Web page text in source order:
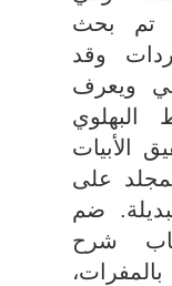
تم بحث
وقد
ویعرف
البهلوي
الأبیات
على
ضم
شرح